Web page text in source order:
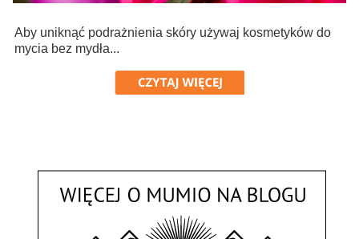
Aby uniknąć podrażnienia skóry używaj kosmetyków do
mycia bez mydła...